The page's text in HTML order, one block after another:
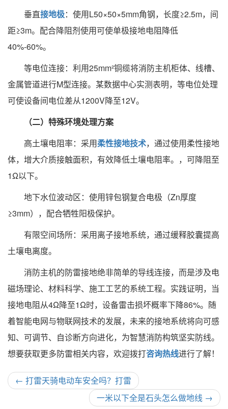
垂直接地极：使用L50×50×5mm角钢，长度≥2.5m，间
距≥3m。配合降阻剂使用可使单极接地电阻降低
40%-60%。
等电位连接：利用25mm²铜缆将消防主机柜体、线槽、
金属管道进行M型连接。某数据中心实测表明，等电位处理
可使设备间电位差从1200V降至12V。
（二）特殊环境处理方案
高土壤电阻率：采用柔性接地技术，通过使用柔性接地
体，增大介质接触面积，有效降低土壤电阻率。，可降阻至
1Ω以下。
地下水位波动区：使用锌包钢复合电极（Zn厚度
≥3mm），配合牺牲阳极保护。
有限空间场所：采用离子接地系统，通过缓释胶囊提高
土壤电离度。
消防主机的防雷接地绝非简单的导线连接，而是涉及电
磁场理论、材料科学、施工工艺的系统工程。实践证明，当
接地电阻从4Ω降至1Ω时，设备雷击损坏概率下降86%。随
着智能电网与物联网技术的发展，未来的接地系统将向可感
知、可调节、自诊断方向进化，为智慧消防构筑坚实防线。
想要获取更多防雷相关内容，欢迎拨打咨询热线进行了解！
← 打雷天骑电动车安全吗？打雷
一米以下全是石头怎么做地线 →